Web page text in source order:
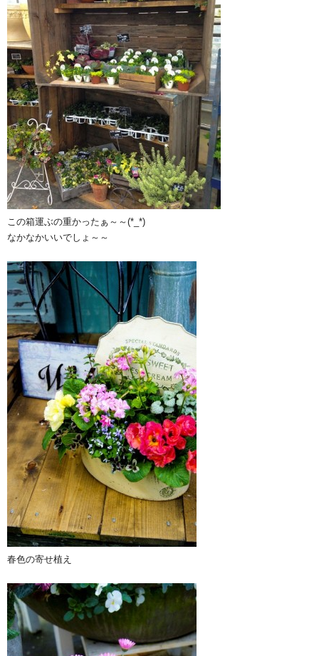
この箱運ぶの重かったぁ～～(*_*)
なかなかいいでしょ～～
春色の寄せ植え